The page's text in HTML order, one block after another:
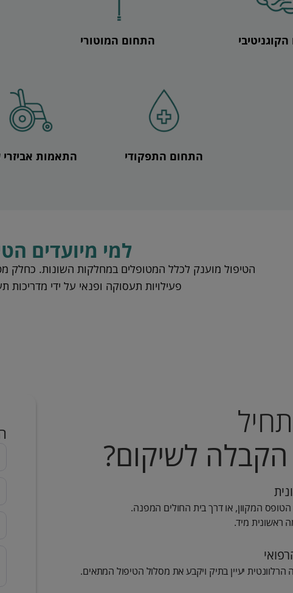
התחום המוטורי
התאמות אביזרי התחום התפקודי
למי מיועדים
הטיפול מוענק לכלל המטופלים במחלקות השונות. כחלק
פעילויות תעסוקה ופנאי על ידי
לשיקום?
המקוון, או דרך בית החולים המפנה.
ראשונית מיד.
יעיין בתיק ויקבע את מסלול הטיפול המתאים.